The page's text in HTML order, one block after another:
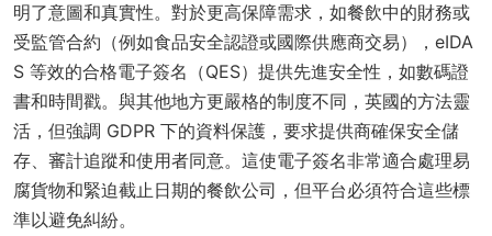
明了意圖和真實性。對於更高保障需求，如餐飲中的財務或
受監管合約（例如食品安全認證或國際供應商交易），eIDA
S 等效的合格電子簽名（QES）提供先進安全性，如數碼證
書和時間戳。與其他地方更嚴格的制度不同，英國的方法靈
活，但強調 GDPR 下的資料保護，要求提供商確保安全儲
存、審計追蹤和使用者同意。這使電子簽名非常適合處理易
腐貨物和緊迫截止日期的餐飲公司，但平台必須符合這些標
準以避免糾紛。